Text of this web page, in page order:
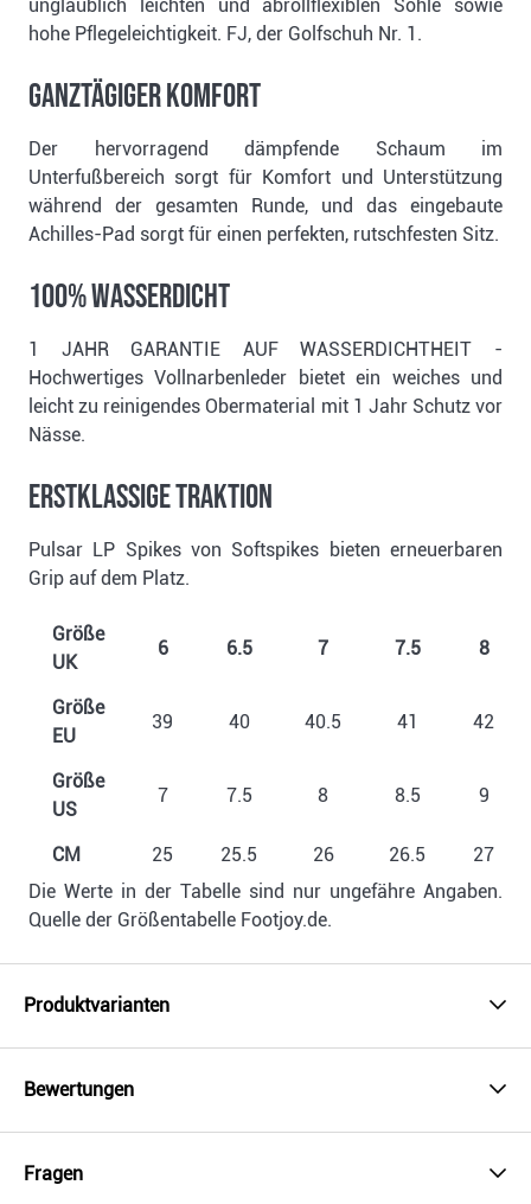
unglaublich leichten und abrollflexiblen Sohle sowie
hohe Pflegeleichtigkeit. FJ, der Golfschuh Nr. 1.
GANZTÄGIGER KOMFORT
Der hervorragend dämpfende Schaum im
Unterfußbereich sorgt für Komfort und Unterstützung
während der gesamten Runde, und das eingebaute
Achilles-Pad sorgt für einen perfekten, rutschfesten Sitz.
100% WASSERDICHT
1 JAHR GARANTIE AUF WASSERDICHTHEIT -
Hochwertiges Vollnarbenleder bietet ein weiches und
leicht zu reinigendes Obermaterial mit 1 Jahr Schutz vor
Nässe.
ERSTKLASSIGE TRAKTION
Pulsar LP Spikes von Softspikes bieten erneuerbaren
Grip auf dem Platz.
Größe
UK
6 6.5 7 7.5 8
Größe
EU
39 40 40.5 41 42
Größe
US
7 7.5 8 8.5 9
CM 25 25.5 26 26.5
27
Die Werte in der Tabelle sind nur ungefähre Angaben.
Quelle der Größentabelle Footjoy.de.
Produktvarianten
Bewertungen
Fragen